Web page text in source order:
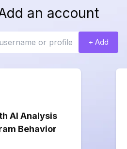
an account
+ Add
AI Analysis
Behavior